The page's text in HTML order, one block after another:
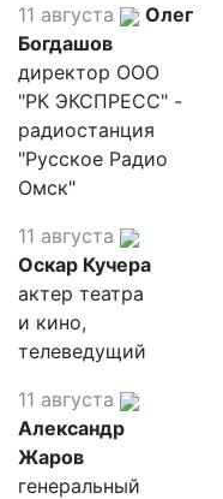
11 августа
Олег
Богдашов
директор ООО
"РК ЭКСПРЕСС" -
радиостанция
"Русское Радио
Омск"
11 августа
Оскар Кучера
актер театра
и кино,
телеведущий
11 августа
Александр
Жаров
генеральный